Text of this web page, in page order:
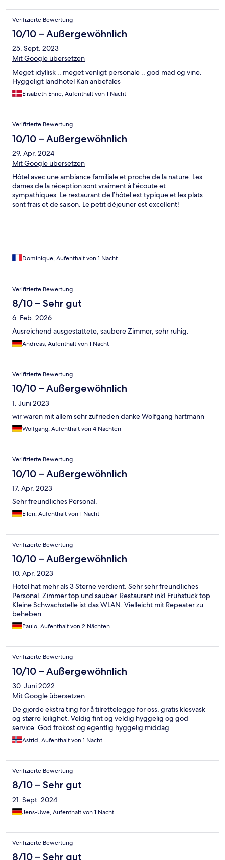
Verifizierte Bewertung
10/10 – Außergewöhnlich
25. Sept. 2023
Mit Google übersetzen
Meget idyllisk .. meget venligt personale .. god mad og vine.
Hyggeligt landhotel Kan anbefales
Elisabeth Enne, Aufenthalt von 1 Nacht
Verifizierte Bewertung
10/10 – Außergewöhnlich
29. Apr. 2024
Mit Google übersetzen
Hôtel avec une ambiance familiale et proche de la nature. Les
dames de la réception sont vraiment à l’écoute et
sympathiques. Le restaurant de l’hôtel est typique et les plats
sont frais et de saison. Le petit déjeuner est excellent!
Dominique, Aufenthalt von 1 Nacht
Verifizierte Bewertung
8/10 – Sehr gut
6. Feb. 2026
Ausreichend ausgestattete, saubere Zimmer, sehr ruhig.
Andreas, Aufenthalt von 1 Nacht
Verifizierte Bewertung
10/10 – Außergewöhnlich
1. Juni 2023
wir waren mit allem sehr zufrieden danke Wolfgang hartmann
Wolfgang, Aufenthalt von 4 Nächten
Verifizierte Bewertung
10/10 – Außergewöhnlich
17. Apr. 2023
Sehr freundliches Personal.
Ellen, Aufenthalt von 1 Nacht
Verifizierte Bewertung
10/10 – Außergewöhnlich
10. Apr. 2023
Hotel hat mehr als 3 Sterne verdient. Sehr sehr freundliches
Personal. Zimmer top und sauber. Restaurant inkl.Frühstück top.
Kleine Schwachstelle ist das WLAN. Vielleicht mit Repeater zu
beheben.
Paulo, Aufenthalt von 2 Nächten
Verifizierte Bewertung
10/10 – Außergewöhnlich
30. Juni 2022
Mit Google übersetzen
De gjorde ekstra ting for å tilrettelegge for oss, gratis klesvask
og større leilighet. Veldig fint og veldig hyggelig og god
service. God frokost og egentlig hyggelig middag.
Astrid, Aufenthalt von 1 Nacht
Verifizierte Bewertung
8/10 – Sehr gut
21. Sept. 2024
Jens-Uwe, Aufenthalt von 1 Nacht
Verifizierte Bewertung
8/10 – Sehr gut